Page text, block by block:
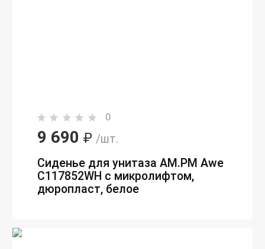
0
9 690 ₽ /шт.
Сиденье для унитаза AM.PM Awe
C117852WH с микролифтом,
дюропласт, белое